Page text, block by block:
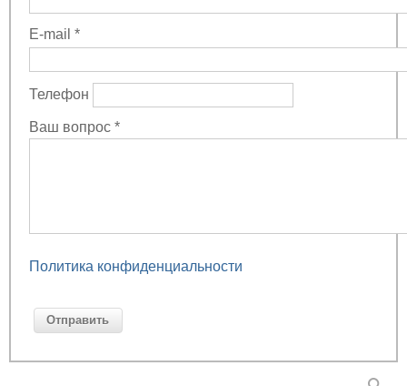
E-mail *
Телефон
Ваш вопрос *
Политика конфиденциальности